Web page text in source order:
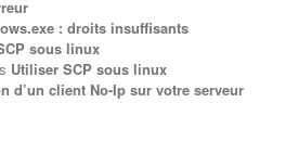
: droits insuffisants
sous linux
Utiliser SCP sous linux
d’un client No-Ip sur votre serveur